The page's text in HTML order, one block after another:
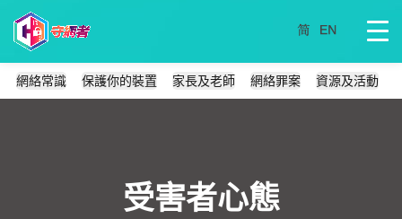
網絡常識 保護你的裝置 家長及老師 網絡罪案 資源及活動
受害者心態